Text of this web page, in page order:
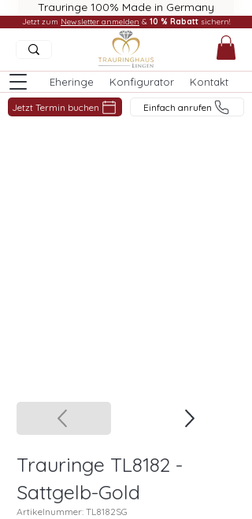
Trauringe 100% Made in Germany
Eheringe Konfigurator Kontakt
Jetzt Termin buchen Einfach anrufen
Jetzt zum Newsletter anmelden & 10 % Rabatt sichern!
Trauringe TL8182 -
Sattgelb-Gold
Artikelnummer: TL8182SG